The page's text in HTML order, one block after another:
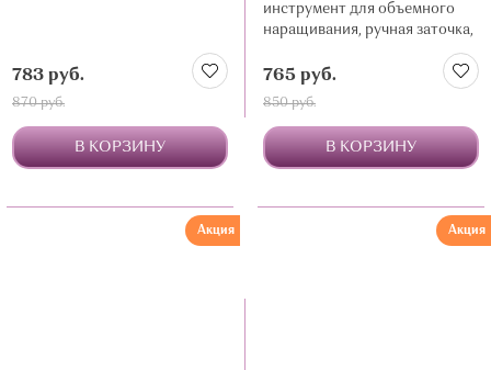
783 руб.
870 руб.
В КОРЗИНУ
инструмент для объемного
наращивания, ручная заточка,
765 руб.
850 руб.
В КОРЗИНУ
Акция Акция